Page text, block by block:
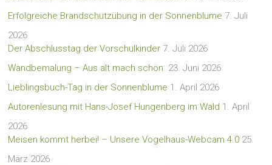
Erfolgreiche Brandschutzübung in der Sonnenblume 7. Juli
2026
Der Abschlusstag der Vorschulkinder 7. Juli 2026
Wandbemalung – Aus alt mach schön 23. Juni 2026
Lieblingsbuch-Tag in der Sonnenblume 1. April 2026
Autorenlesung mit Hans-Josef Hungenberg im Wald 1. April
2026
Meisen kommt herbei! – Unsere Vogelhaus-Webcam 4.0 25.
März 2026